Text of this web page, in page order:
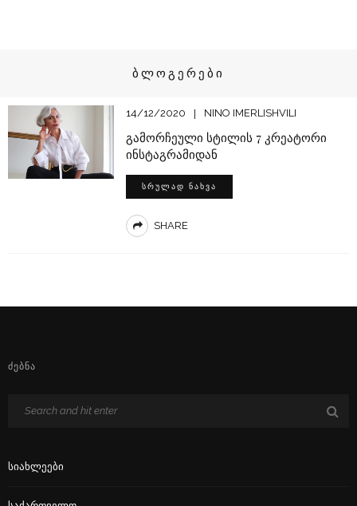
ᲑᲚᲝᲒᲔᲠᲔᲑᲘ
14/12/2020 NINO IMERLISHVILI
გამორჩეული სტილის 7 კრეატორი
ინსტაგრამიდან
ᲡᲠᲣᲚᲐᲓ ᲜᲐᲮᲕᲐ
SHARE
ᲫᲔᲑᲜᲐ
Სიახლეები